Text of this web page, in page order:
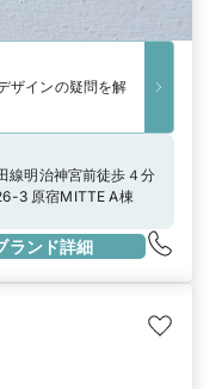
ザインの疑問を解
線明治神宮前徒歩４分
3 原宿MITTE A棟
ランド詳細